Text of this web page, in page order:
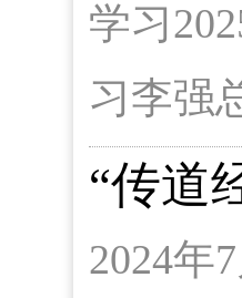
学习
习李强
“传道
2024年